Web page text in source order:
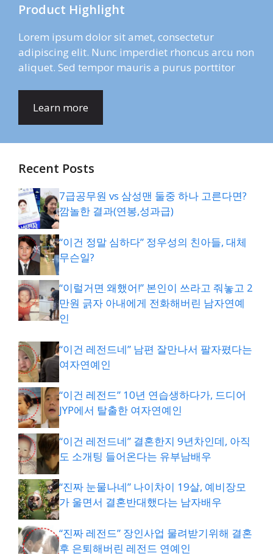
Product Highlight
Lorem ipsum dolor sit amet, consectetur
adipiscing elit. Nunc imperdiet rhoncus arcu non
aliquet. Sed tempor mauris a purus porttitor
Learn more
Recent Posts
7급공무원 vs 삼성맨 둘중 하나 고른다면?
깜놀한 결과(연봉,성과급)
“이건 정말 심하다” 정우성의 친아들, 대체
무슨일?
“이럴거면 왜했어!” 본인이 쓰라고 줘놓고 2
만원 긁자 아내에게 전화해버린 남자연예
인
“이건 레전드네” 남편 잘만나서 팔자폈다는
여자연예인
“이건 레전드” 10년 연습생하다가, 드디어
JYP에서 탈출한 여자연예인
“이건 레전드네” 결혼한지 9년차인데, 아직
도 소개팅 들어온다는 유부남배우
“진짜 눈물나네” 나이차이 19살, 예비장모
가 울면서 결혼반대했다는 남자배우
“진짜 레전드” 장인사업 물려받기위해 결혼
후 은퇴해버린 레전드 연예인